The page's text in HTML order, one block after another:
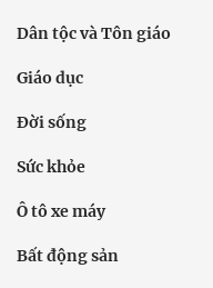
Dân tộc và Tôn giáo
Giáo dục
Đời sống
Sức khỏe
Ô tô xe máy
Bất động sản